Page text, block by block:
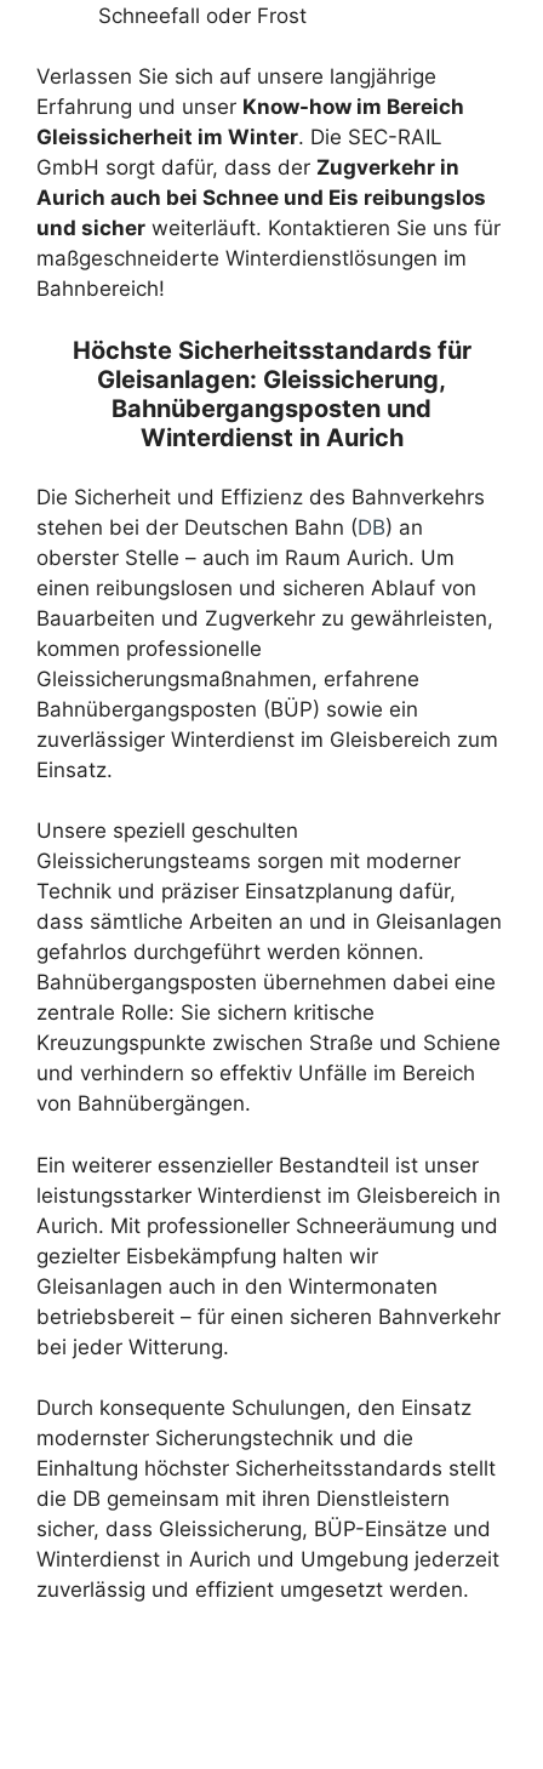
Schneefall oder Frost
Verlassen Sie sich auf unsere langjährige
Erfahrung und unser Know-how im Bereich
Gleissicherheit im Winter. Die SEC-RAIL
GmbH sorgt dafür, dass der Zugverkehr in
Aurich auch bei Schnee und Eis reibungslos
und sicher weiterläuft. Kontaktieren Sie uns für
maßgeschneiderte Winterdienstlösungen im
Bahnbereich!
Höchste Sicherheitsstandards für
Gleisanlagen: Gleissicherung,
Bahnübergangsposten und
Winterdienst in Aurich
Die Sicherheit und Effizienz des Bahnverkehrs
stehen bei der Deutschen Bahn (DB) an
oberster Stelle – auch im Raum Aurich. Um
einen reibungslosen und sicheren Ablauf von
Bauarbeiten und Zugverkehr zu gewährleisten,
kommen professionelle
Gleissicherungsmaßnahmen, erfahrene
Bahnübergangsposten (BÜP) sowie ein
zuverlässiger Winterdienst im Gleisbereich zum
Einsatz.
Unsere speziell geschulten
Gleissicherungsteams sorgen mit moderner
Technik und präziser Einsatzplanung dafür,
dass sämtliche Arbeiten an und in Gleisanlagen
gefahrlos durchgeführt werden können.
Bahnübergangsposten übernehmen dabei eine
zentrale Rolle: Sie sichern kritische
Kreuzungspunkte zwischen Straße und Schiene
und verhindern so effektiv Unfälle im Bereich
von Bahnübergängen.
Ein weiterer essenzieller Bestandteil ist unser
leistungsstarker Winterdienst im Gleisbereich in
Aurich. Mit professioneller Schneeräumung und
gezielter Eisbekämpfung halten wir
Gleisanlagen auch in den Wintermonaten
betriebsbereit – für einen sicheren Bahnverkehr
bei jeder Witterung.
Durch konsequente Schulungen, den Einsatz
modernster Sicherungstechnik und die
Einhaltung höchster Sicherheitsstandards stellt
die DB gemeinsam mit ihren Dienstleistern
sicher, dass Gleissicherung, BÜP-Einsätze und
Winterdienst in Aurich und Umgebung jederzeit
zuverlässig und effizient umgesetzt werden.